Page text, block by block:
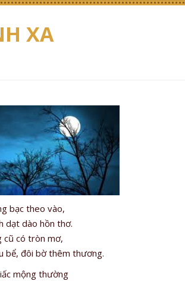
XA
bạc theo vào,
dạt dào hồn thơ.
cũ có tròn mơ,
bể, đôi bờ thêm thương.
mộng thường